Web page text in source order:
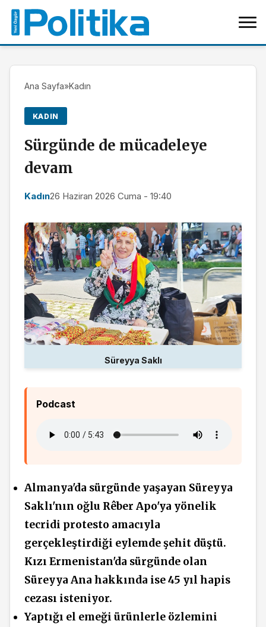
Ana Sayfa»Kadın
KADIN
Sürgünde de mücadeleye
devam
Kadın26 Haziran 2026 Cuma - 19:40
Süreyya Saklı
Podcast
Almanya'da sürgünde yaşayan Süreyya
Saklı'nın oğlu Rêber Apo'ya yönelik
tecridi protesto amacıyla
gerçekleştirdiği eylemde şehit düştü.
Kızı Ermenistan'da sürgünde olan
Süreyya Ana hakkında ise 45 yıl hapis
cezası isteniyor.
Yaptığı el emeği ürünlerle özlemini